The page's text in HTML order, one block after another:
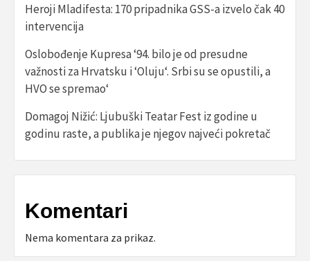
Heroji Mladifesta: 170 pripadnika GSS-a izvelo čak 40
intervencija
Oslobođenje Kupresa ‘94. bilo je od presudne
važnosti za Hrvatsku i ‘Oluju‘. Srbi su se opustili, a
HVO se spremao‘
Domagoj Nižić: Ljubuški Teatar Fest iz godine u
godinu raste, a publika je njegov najveći pokretač
Komentari
Nema komentara za prikaz.